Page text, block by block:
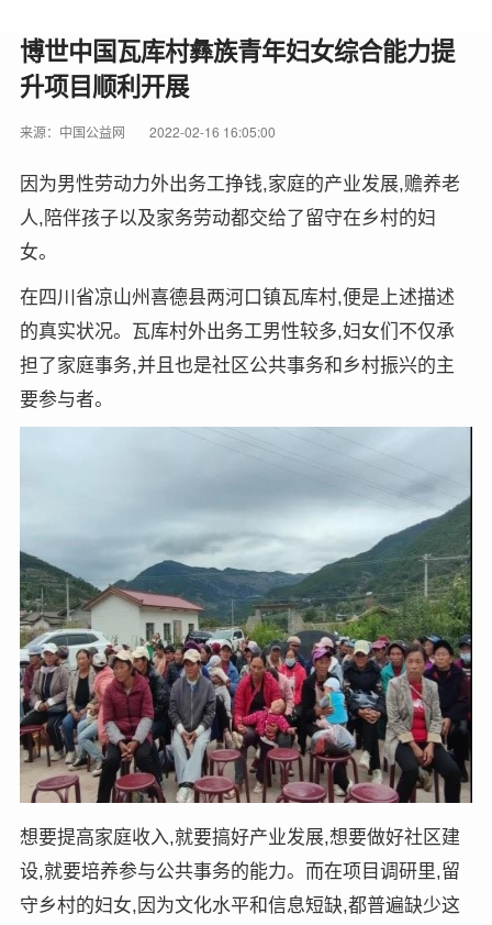
博世中国瓦库村彝族青年妇女综合能力提
升项目顺利开展
来源：中国公益网 2022-02-16 16:05:00
因为男性劳动力外出务工挣钱,家庭的产业发展,赡养老
人,陪伴孩子以及家务劳动都交给了留守在乡村的妇
女。
在四川省凉山州喜德县两河口镇瓦库村,便是上述描述
的真实状况。瓦库村外出务工男性较多,妇女们不仅承
担了家庭事务,并且也是社区公共事务和乡村振兴的主
要参与者。
想要提高家庭收入,就要搞好产业发展,想要做好社区建
设,就要培养参与公共事务的能力。而在项目调研里,留
守乡村的妇女,因为文化水平和信息短缺,都普遍缺少这